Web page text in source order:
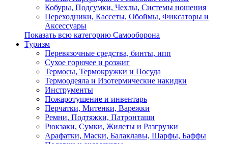
Кобуры, Подсумки, Чехлы, Системы ношения
Переходники, Кассеты, Обоймы, Фиксаторы и
Аксессуары
Показать всю категорию Самооборона
Туризм
Перевязочные средства, бинты, ипп
Сухое горючее и розжиг
Термосы, Термокружки и Посуда
Термоодеяла и Изотермические накидки
Инструменты
Пожаротушение и инвентарь
Перчатки, Митенки, Варежки
Ремни, Подтяжки, Патронташи
Рюкзаки, Сумки, Жилеты и Разгрузки
Арафатки, Маски, Балаклавы, Шарфы, Баффы